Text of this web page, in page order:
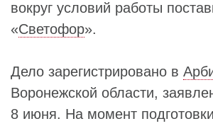
вокруг условий работы
«Светофор».
Дело зарегистрировано в
Воронежской области,
8 июня. На момент